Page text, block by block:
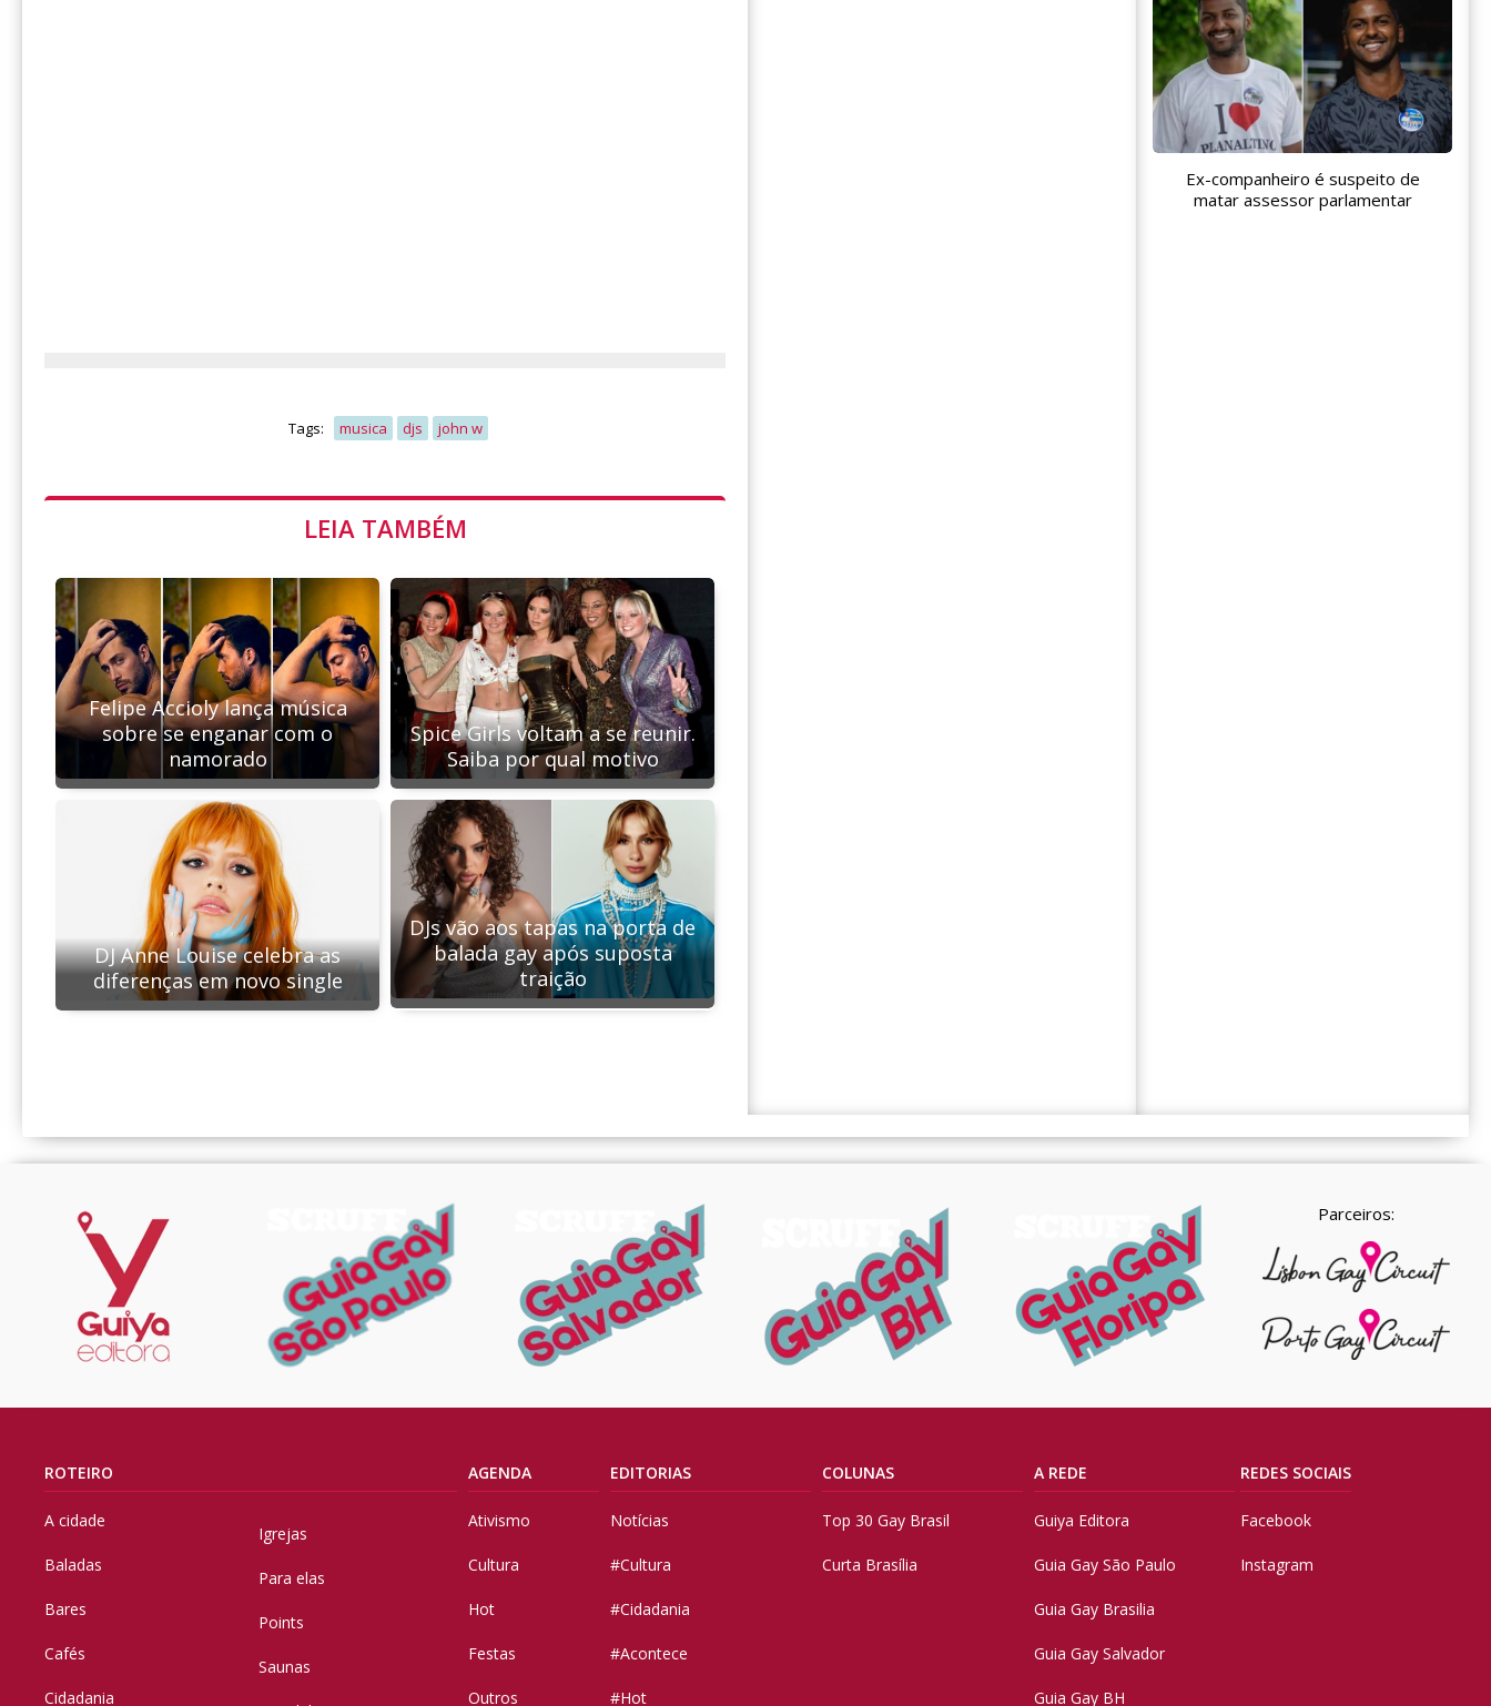
Tags: musica djs john w
LEIA TAMBÉM
Felipe Accioly lança música
sobre se enganar com o
namorado
Spice Girls voltam a se reunir.
Saiba por qual motivo
DJ Anne Louise celebra as
diferenças em novo single
DJs vão aos tapas na porta de
balada gay após suposta
traição
Ex-companheiro é suspeito de
matar assessor parlamentar
Parceiros:
ROTEIRO
A cidade
Baladas
Bares
Cafés
Cidadania
Igrejas
Para elas
Points
Saunas
AGENDA
Ativismo
Cultura
Hot
Festas
Outros
EDITORIAS
Notícias
#Cultura
#Cidadania
#Acontece
#Hot
COLUNAS
Top 30 Gay Brasil
Curta Brasília
A REDE
Guiya Editora
Guia Gay São Paulo
Guia Gay Brasilia
Guia Gay Salvador
Guia Gay BH
REDES SOCIAIS
Facebook
Instagram